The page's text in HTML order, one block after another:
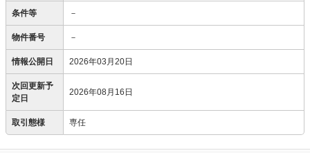
条件等 －
物件番号 －
情報公開日 2026年03月20日
次回更新予
定日
2026年08月16日
取引態様 専任